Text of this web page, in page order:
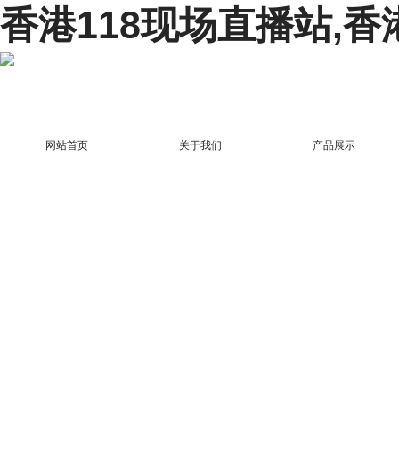
香港118现场直播站,香
网站首页 关于我们 产品展示